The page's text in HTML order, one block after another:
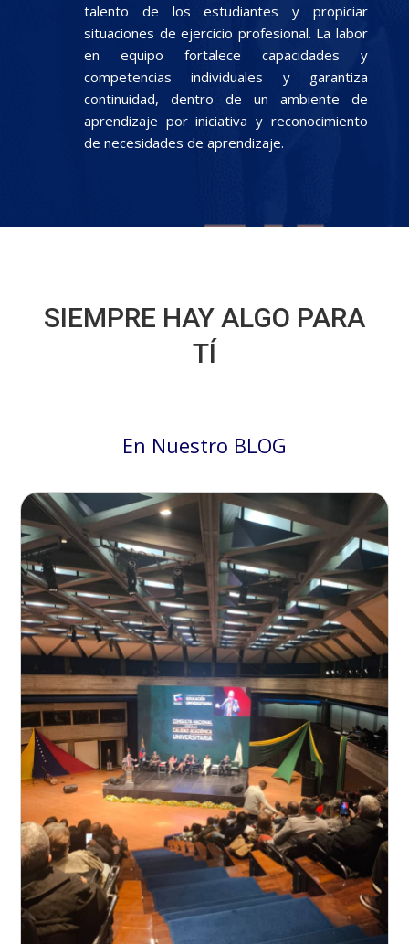
talento de los estudiantes y propiciar
situaciones de ejercicio profesional. La labor
en equipo fortalece capacidades y
competencias individuales y garantiza
continuidad, dentro de un ambiente de
aprendizaje por iniciativa y reconocimiento
de necesidades de aprendizaje.
SIEMPRE HAY ALGO PARA
TÍ
En Nuestro BLOG